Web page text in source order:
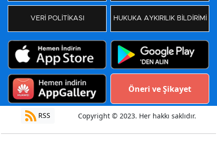
VERİ POLİTİKASI HUKUKA AYKIRILIK BİLDİRİMİ
Öneri ve Şikayet
RSS Copyright © 2023. Her hakkı saklıdır.